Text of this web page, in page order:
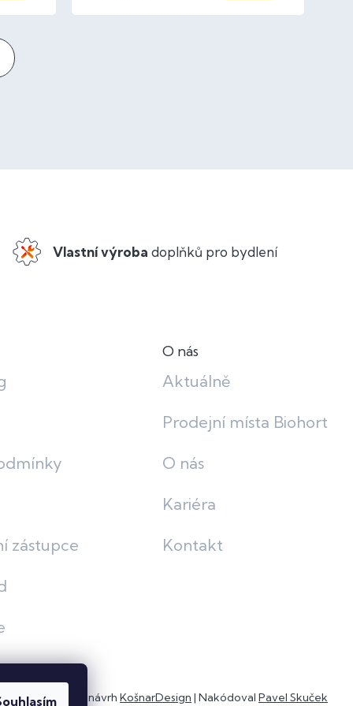
Vlastní výroba doplňků pro bydlení
zástupce
O nás
Aktuálně
Prodejní místa Biohort
O nás
Kariéra
Kontakt
Grafický návrh KošnarDesign | Nakódoval Pavel Skuček